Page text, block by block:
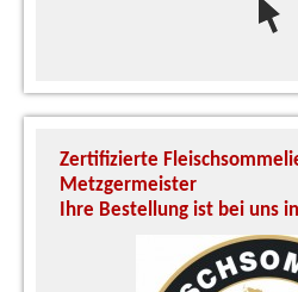
Zertifizierte
Metzgermeister
Ihre Bestellung ist bei uns